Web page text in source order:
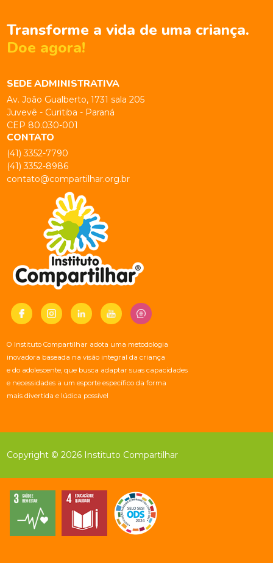
Transforme a vida de uma criança.
Doe agora!
SEDE ADMINISTRATIVA
Av. João Gualberto, 1731 sala 205
Juvevê - Curitiba - Paraná
CEP 80.030-001
CONTATO
(41) 3352-7790
(41) 3352-8986
contato@compartilhar.org.br
O Instituto Compartilhar adota uma metodologia
inovadora baseada na visão integral da criança
e do adolescente, que busca adaptar suas capacidades
e necessidades a um esporte específico da forma
mais divertida e lúdica possível
Copyright © 2026 Instituto Compartilhar